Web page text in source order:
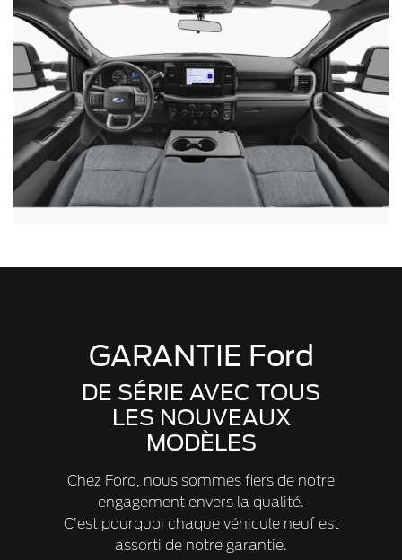
GARANTIE Ford
DE SÉRIE AVEC TOUS
LES NOUVEAUX
MODÈLES
Chez Ford, nous sommes fiers de notre
engagement envers la qualité.
C’est pourquoi chaque véhicule neuf est
assorti de notre garantie.